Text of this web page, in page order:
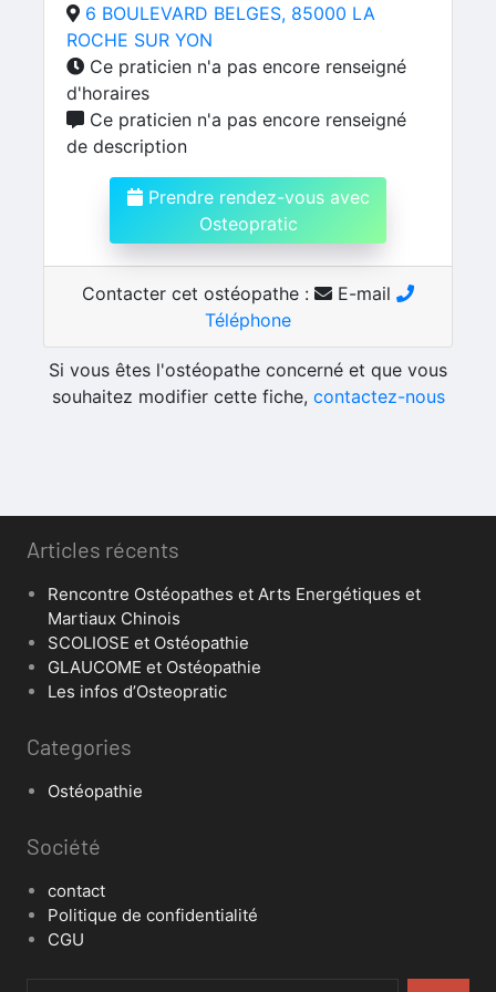
6 BOULEVARD BELGES, 85000 LA
ROCHE SUR YON
Ce praticien n'a pas encore renseigné
d'horaires
Ce praticien n'a pas encore renseigné
de description
Prendre rendez-vous avec
Osteopratic
Contacter cet ostéopathe :
E-mail
Téléphone
Si vous êtes l'ostéopathe concerné et que vous
souhaitez modifier cette fiche, contactez-nous
Articles récents
Rencontre Ostéopathes et Arts Energétiques et
Martiaux Chinois
SCOLIOSE et Ostéopathie
GLAUCOME et Ostéopathie
Les infos d’Osteopratic
Categories
Ostéopathie
Société
contact
Politique de confidentialité
CGU